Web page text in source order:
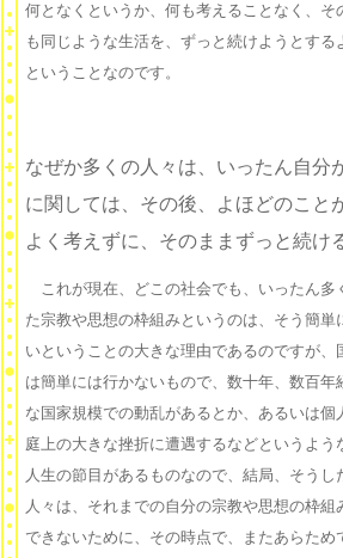
何となくというか、何も考えることなく、そ
も同じような生活を、ずっと続けようとす
ということなのです。
なぜか多くの人々は、いったん自分
に関しては、その後、よほどのこと
よく考えずに、そのままずっと続け
これが現在、どこの社会でも、いったん多
た宗教や思想の枠組みというのは、そう簡単
いということの大きな理由であるのですが、
は簡単には行かないもので、数十年、数百年
な国家規模での動乱があるとか、あるいは個
庭上の大きな挫折に遭遇するなどというよう
人生の節目があるものなので、結局、そうし
人々は、それまでの自分の宗教や思想の枠
できないために、その時点で、またあらため